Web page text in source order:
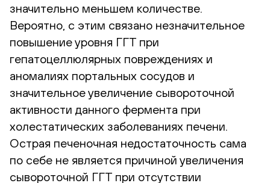
значительно меньшем количестве.
Вероятно, с этим связано незначительное
повышение уровня ГГТ при
гепатоцеллюлярных повреждениях и
аномалиях портальных сосудов и
значительное увеличение сывороточной
активности данного фермента при
холестатических заболеваниях печени.
Острая печеночная недостаточность сама
по себе не является причиной увеличения
сывороточной ГГТ при отсутствии